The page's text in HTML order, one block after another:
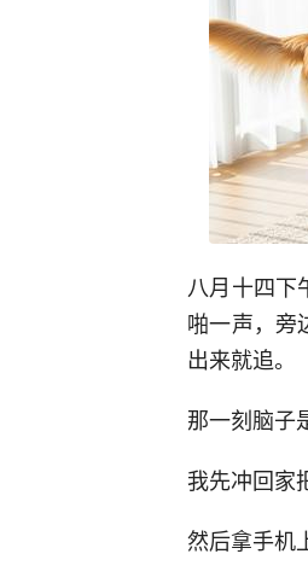
八月十四下
啪一声，旁
出来就追。
那一刻脑子
我先冲回家
然后拿手机